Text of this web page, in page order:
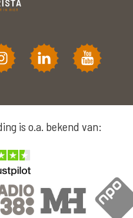
is o.a. bekend van: